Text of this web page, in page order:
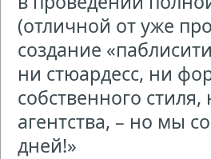
(отличной от уже
создание
ни стюардесс, ни
собственного
агентства, – но мы
дней!»